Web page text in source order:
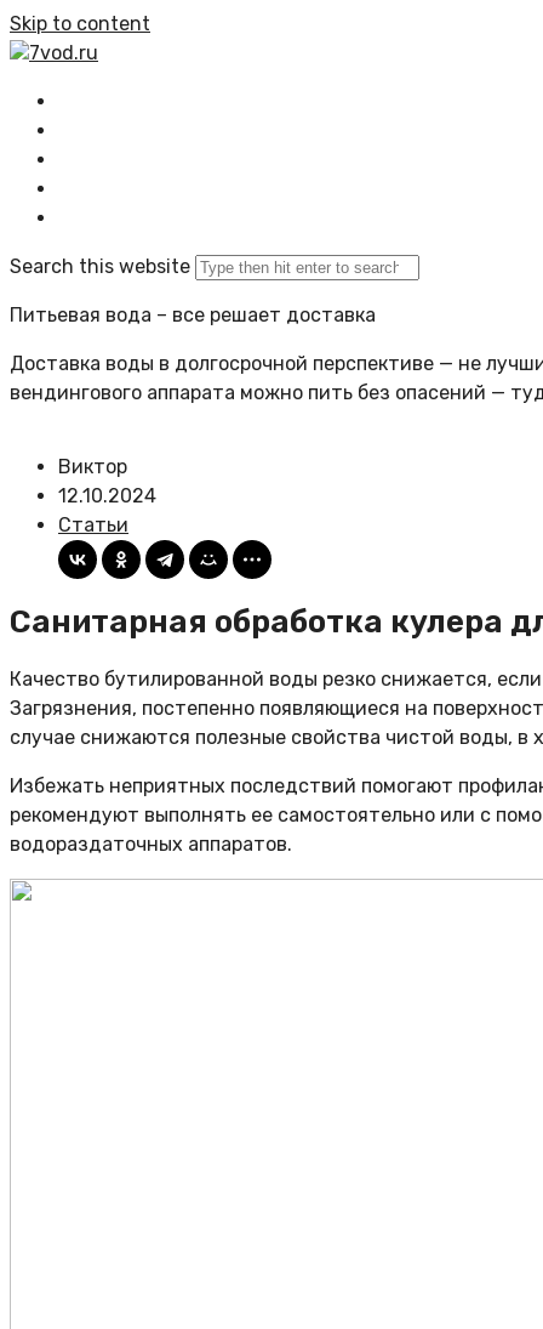
Skip to content
7vod.ru
Search this website
Питьевая вода – все решает доставка
Доставка воды в долгосрочной перспективе — не
вендингового аппарата можно пить без опасений —
Виктор
12.10.2024
Статьи
Санитарная обработка кулера
Качество бутилированной воды резко снижается,
Загрязнения, постепенно появляющиеся на
случае снижаются полезные свойства чистой воды, в
Избежать неприятных последствий помогают
рекомендуют выполнять ее самостоятельно или с
водораздаточных аппаратов.